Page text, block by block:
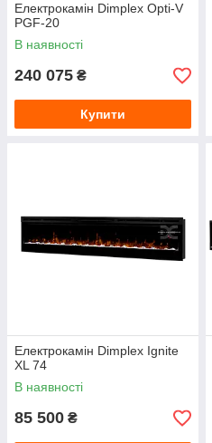
Електрокамін Dimplex Opti-V
PGF-20
В наявності
240 075 ₴
Купити
Електрокамін Dimplex Ignite
XL 74
В наявності
85 500 ₴